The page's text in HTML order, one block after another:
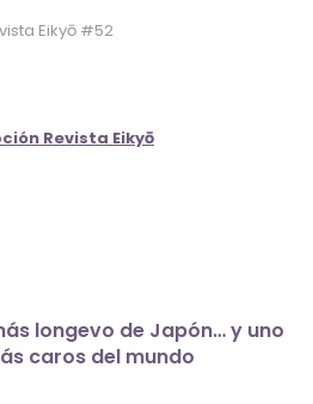
Eikyō #52
Revista Eikyō
longevo de Japón… y uno
caros del mundo